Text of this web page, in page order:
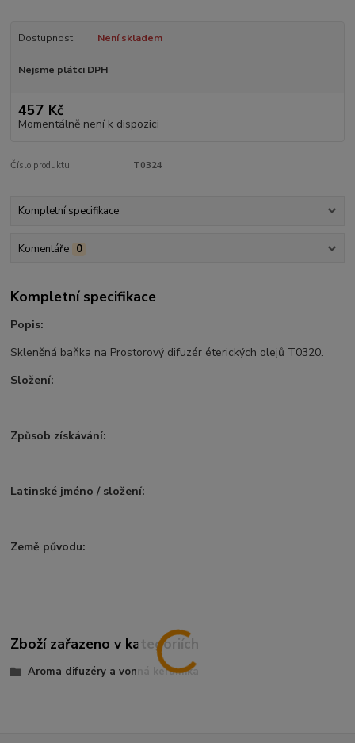
Dostupnost Není skladem
Nejsme plátci DPH
457 Kč
Momentálně není k dispozici
Číslo produktu: T0324
Kompletní specifikace
Komentáře 0
Kompletní specifikace
Popis:
Skleněná baňka na Prostorový difuzér éterických olejů T0320.
Složení:
Způsob získávání:
Latinské jméno / složení:
Země původu:
Zboží zařazeno v kategoriích
Aroma difuzéry a vonná keramika